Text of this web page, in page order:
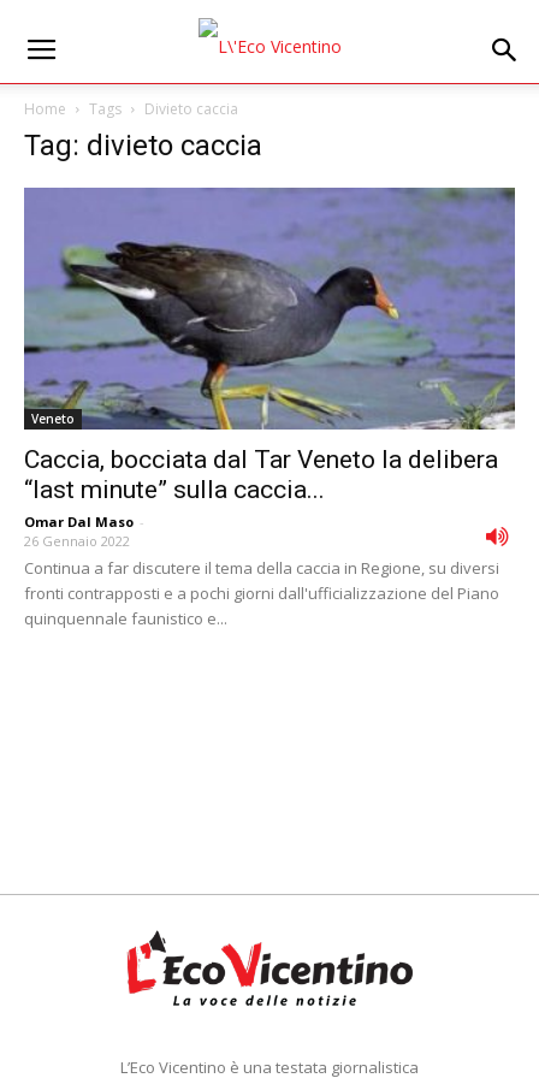
Home Tags Divieto caccia
Tag: divieto caccia
Veneto
Caccia, bocciata dal Tar Veneto la delibera
“last minute” sulla caccia...
Omar Dal Maso -
26 Gennaio 2022
Continua a far discutere il tema della caccia in Regione, su diversi
fronti contrapposti e a pochi giorni dall'ufficializzazione del Piano
quinquennale faunistico e...
L’Eco Vicentino è una testata giornalistica